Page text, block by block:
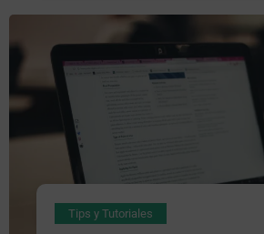
Tips y Tutoriales